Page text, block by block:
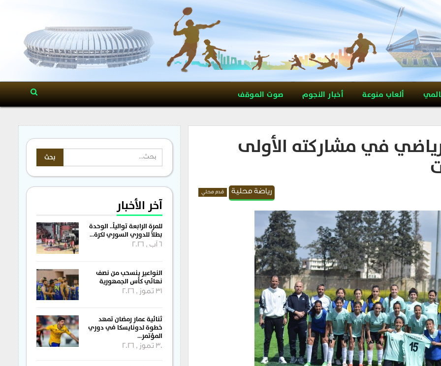
ألعاب منوعة أخبار النجوم صوت الموقف
في مشاركته الأولى
رياضة محلية قدم محلي
آخر الأخبار
للمرة الرابعة توالياً.. الوحدة
بطلاً للدوري السوري لكرة…
6 آب , 2026
النواعير ينسحب من نصف
نهائي كأس الجمهورية
31 تموز , 2026
ثنائية عمار رمضان تمهد
خطوة لدونايسكا في دوري
المؤتمر…
30 تموز , 2026